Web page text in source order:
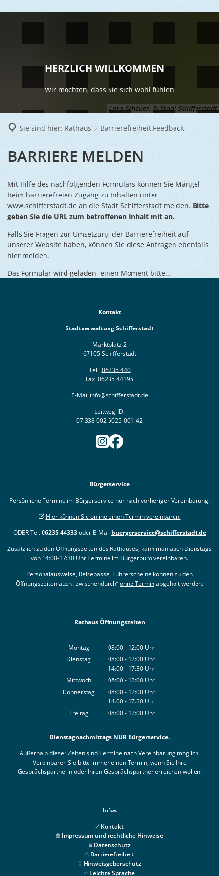
LEBEN
Vereine
Kinder
Senioren
Religiöse
Friedhöfe
Ukraine
RATHAUS
Aktuelles
Bürger-
Wahlen
Schulen
Bauen,
Lara Scheuer, © Stadt Schifferstadt
HERZLICH WILLKOMMEN
Wir möchten, dass Sie sich wohl fühlen
Sie sind hier: Rathaus Barrierefreiheit Feedback
BARRIEREFREIHEIT
FEEDBACK
BARRIERE MELDEN
Mit Hilfe des nachfolgenden Formulars können Sie Mängel
beim barrierefreien Zugang zu Inhalten unter
www.schifferstadt.de an die Stadt Schifferstadt melden. Bitte
geben Sie die URL zum betroffenen Inhalt mit an.
Falls Sie Fragen zur Umsetzung der Barrierefreiheit auf
unserer Website haben, können Sie diese Anfragen ebenfalls
hier melden.
Das Formular wird geladen, einen Moment bitte…
Kontakt
Stadtverwaltung Schifferstadt
Marktplatz 2
67105 Schifferstadt
Tel. 06235 440
Fax 06235 44195
E-Mail info@schifferstadt.de
Leitweg-ID:
07 338 002 5025-001-42
Bürgerservice
Persönliche Termine im Bürgerservice nur nach vorheriger Vereinbarung:
Hier können Sie online einen Termin vereinbaren.
ODER Tel.06235 44333oder E-Mail buergerservice@schifferstadt.de
Zusätzlich zu den Öffnungszeiten des Rathauses, kann man auch Dienstags
von 14:00-17:30 Uhr Termine im Bürgerbüro vereinbaren.
Personalausweise, Reisepässe, Führerscheine können zu den
Öffnungszeiten auch „zwischendurch“ohne Terminabgeholt werden.
Rathaus Öffnungszeiten
Montag 08:00- 12:00 Uhr
Von 08:00 bis 12:00 Uhr
Dienstag 08:00- 12:00 Uhr
Von 08:00 bis 12:00 Uhr
14:00- 17:30 Uhr
Von 14:00 bis 17:30 Uhr
Mittwoch 08:00- 12:00 Uhr
Von 08:00 bis 12:00 Uhr
Donnerstag 08:00- 12:00 Uhr
Von 08:00 bis 12:00 Uhr
14:00- 17:30 Uhr
Von 14:00 bis 17:30 Uhr
Freitag 08:00- 12:00 Uhr
Dienstagnachmittags NUR Bürgerservice.
Außerhalb dieser Zeiten sind Termine nach Vereinbarung möglich.
Vereinbaren Sie bitte immer einen Termin, wenn Sie Ihre
Gesprächspartnerin oder Ihren Gesprächspartner erreichen wollen.
Infos
Kontakt
Impressum und rechtliche Hinweise
Datenschutz
Barrierefreiheit
Hinweisgeberschutz
Leichte Sprache